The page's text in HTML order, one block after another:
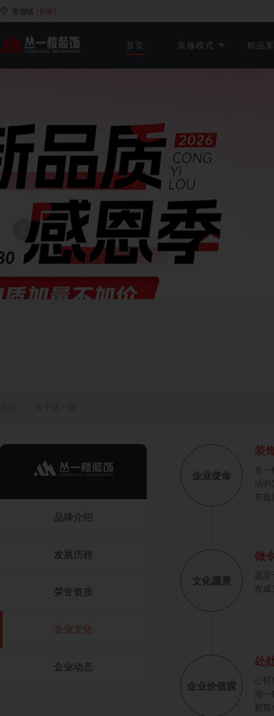
[切换]
首页 装修模式 精品

品牌介绍
发展历程
荣誉资质
企业文化
企业动态
企业使命
装
丛
活的
在
文化愿景
做
愿景
在
企业价值观
处
心怀
用
把